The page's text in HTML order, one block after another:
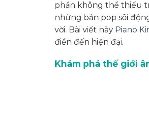
phần không thể thiếu
những bản pop sôi
vời. Bài viết này Piano
điển đến hiện đại.
Khám phá thế giới